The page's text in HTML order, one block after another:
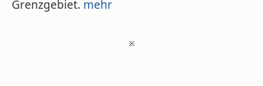
Grenzgebiet. mehr
※